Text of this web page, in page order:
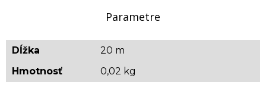
Parametre
Dĺžka
20 m
Hmotnosť
0,02 kg